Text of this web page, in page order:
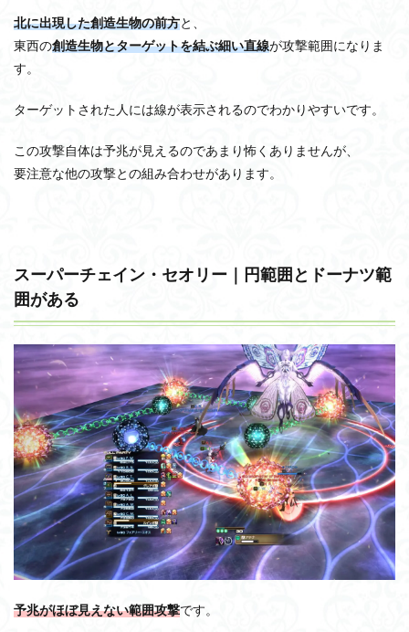
北に出現した創造生物の前方と、
東西の創造生物とターゲットを結ぶ細い直線が攻撃範囲になりま
す。
ターゲットされた人には線が表示されるのでわかりやすいです。
この攻撃自体は予兆が見えるのであまり怖くありませんが、
要注意な他の攻撃との組み合わせがあります。
スーパーチェイン・セオリー｜円範囲とドーナツ範
囲がある
予兆がほぼ見えない範囲攻撃です。